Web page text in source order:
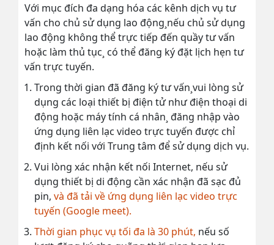
Với mục đích đa dạng hóa các kênh dịch vụ tư
vấn cho chủ sử dụng lao động¸nếu chủ sử dụng
lao động không thể trực tiếp đến quầy tư vấn
hoặc làm thủ tục¸ có thể đăng ký đặt lịch hẹn tư
vấn trực tuyến.
Trong thời gian đã đăng ký tư vấn¸vui lòng sử
dụng các loại thiết bị điện tử như điện thoại di
động hoặc máy tính cá nhân¸ đăng nhập vào
ứng dụng liên lạc video trực tuyến được chỉ
định kết nối với Trung tâm để sử dụng dịch vụ.
Vui lòng xác nhận kết nối Internet, nếu sử
dụng thiết bị di động cần xác nhận đã sạc đủ
pin, và đã tải về ứng dụng liên lạc video trực
tuyến (Google meet).
Thời gian phục vụ tối đa là 30 phút, nếu số